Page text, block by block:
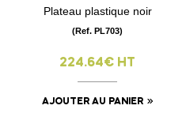
Plateau plastique noir
(Ref. PL703)
224.64€ HT
AJOUTER AU PANIER